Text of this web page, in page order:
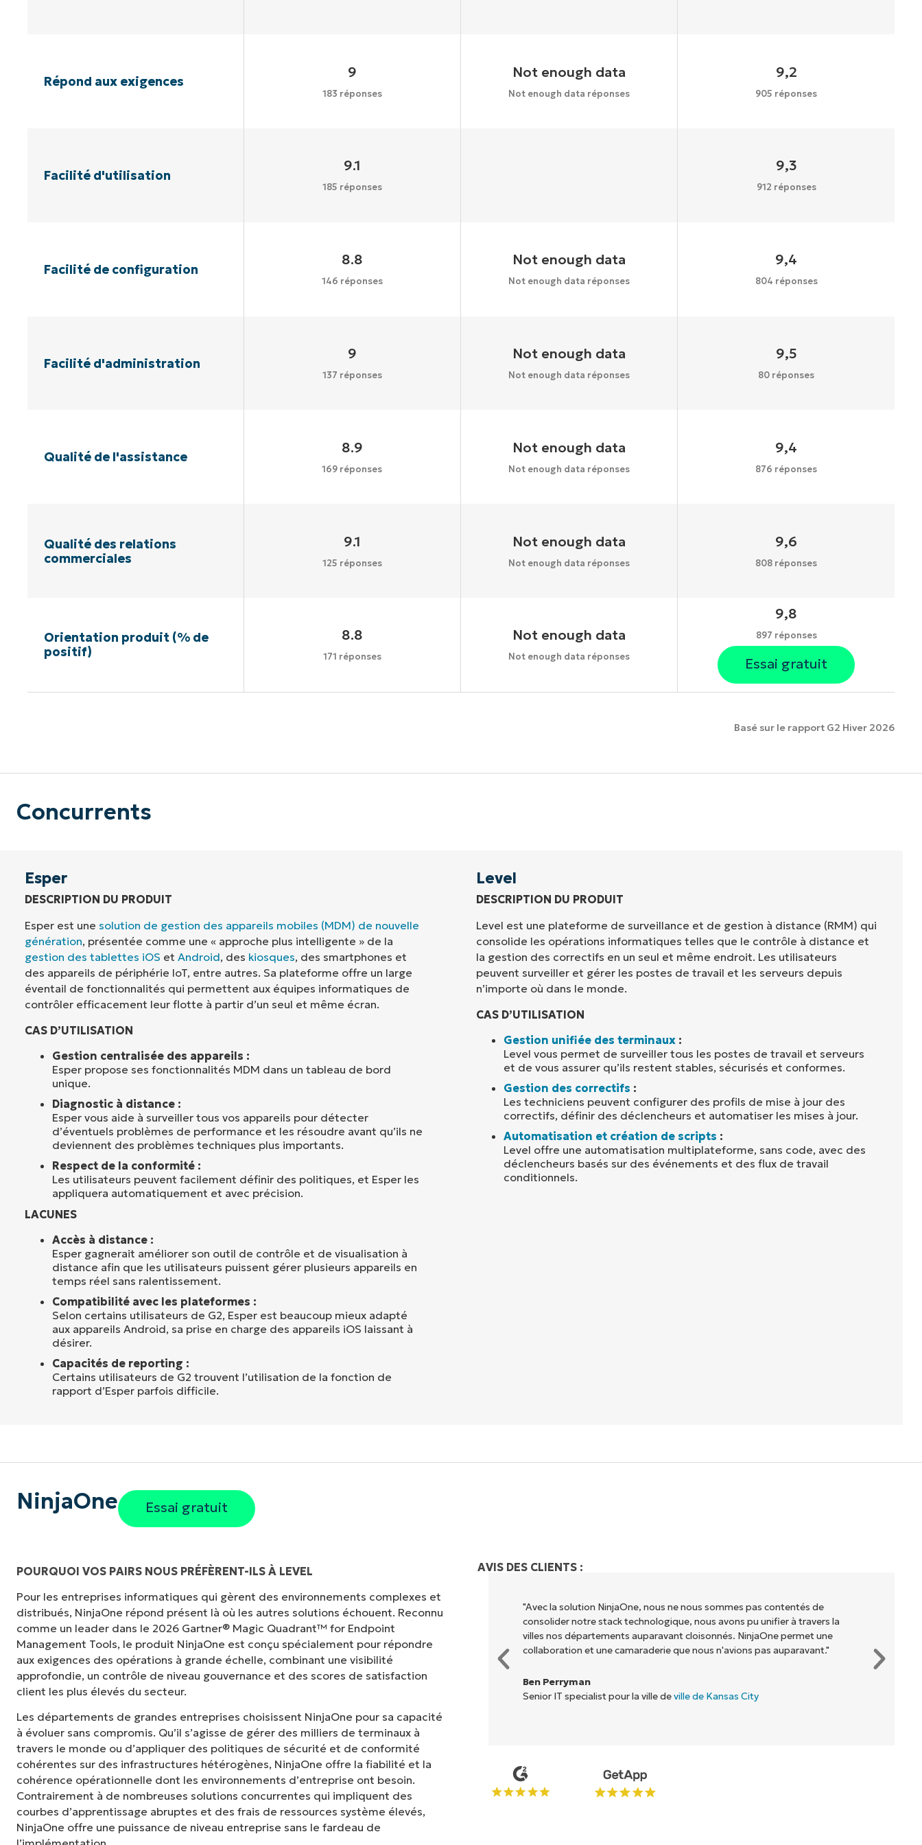
Répond aux exigences
9
183 réponses
Not enough data
Not enough data réponses
9,2
905 réponses
Facilité d'utilisation
9.1
185 réponses
9,3
912 réponses
Facilité de configuration
8.8
146 réponses
Not enough data
Not enough data réponses
9,4
804 réponses
Facilité d'administration
9
137 réponses
Not enough data
Not enough data réponses
9,5
80 réponses
Qualité de l'assistance
8.9
169 réponses
Not enough data
Not enough data réponses
9,4
876 réponses
Qualité des relations
commerciales
9.1
125 réponses
Not enough data
Not enough data réponses
9,6
808 réponses
Orientation produit (% de
positif)
8.8
171 réponses
Not enough data
Not enough data réponses
9,8
897 réponses
Essai gratuit
Basé sur le rapport G2 Hiver 2026
Concurrents
Esper
DESCRIPTION DU PRODUIT
Esper est une solution de gestion des appareils mobiles (MDM) de nouvelle
génération, présentée comme une « approche plus intelligente » de la
gestion des tablettes iOS et Android, des kiosques, des smartphones et
des appareils de périphérie IoT, entre autres. Sa plateforme offre un large
éventail de fonctionnalités qui permettent aux équipes informatiques de
contrôler efficacement leur flotte à partir d’un seul et même écran.
CAS D’UTILISATION
Gestion centralisée des appareils :
Esper propose ses fonctionnalités MDM dans un tableau de bord
unique.
Diagnostic à distance :
Esper vous aide à surveiller tous vos appareils pour détecter
d’éventuels problèmes de performance et les résoudre avant qu’ils ne
deviennent des problèmes techniques plus importants.
Respect de la conformité :
Les utilisateurs peuvent facilement définir des politiques, et Esper les
appliquera automatiquement et avec précision.
LACUNES
Accès à distance :
Esper gagnerait améliorer son outil de contrôle et de visualisation à
distance afin que les utilisateurs puissent gérer plusieurs appareils en
temps réel sans ralentissement.
Compatibilité avec les plateformes :
Selon certains utilisateurs de G2, Esper est beaucoup mieux adapté
aux appareils Android, sa prise en charge des appareils iOS laissant à
désirer.
Capacités de reporting :
Certains utilisateurs de G2 trouvent l’utilisation de la fonction de
rapport d’Esper parfois difficile.
Level
DESCRIPTION DU PRODUIT
Level est une plateforme de surveillance et de gestion à distance (RMM) qui
consolide les opérations informatiques telles que le contrôle à distance et
la gestion des correctifs en un seul et même endroit. Les utilisateurs
peuvent surveiller et gérer les postes de travail et les serveurs depuis
n’importe où dans le monde.
CAS D’UTILISATION
Gestion unifiée des terminaux :
Level vous permet de surveiller tous les postes de travail et serveurs
et de vous assurer qu’ils restent stables, sécurisés et conformes.
Gestion des correctifs :
Les techniciens peuvent configurer des profils de mise à jour des
correctifs, définir des déclencheurs et automatiser les mises à jour.
Automatisation et création de scripts :
Level offre une automatisation multiplateforme, sans code, avec des
déclencheurs basés sur des événements et des flux de travail
conditionnels.
NinjaOne Essai gratuit
POURQUOI VOS PAIRS NOUS PRÉFÈRENT-ILS À LEVEL
Pour les entreprises informatiques qui gèrent des environnements complexes et
distribués, NinjaOne répond présent là où les autres solutions échouent. Reconnu
comme un leader dans le 2026 Gartner® Magic Quadrant™ for Endpoint
Management Tools, le produit NinjaOne est conçu spécialement pour répondre
aux exigences des opérations à grande échelle, combinant une visibilité
approfondie, un contrôle de niveau gouvernance et des scores de satisfaction
client les plus élevés du secteur.
Les départements de grandes entreprises choisissent NinjaOne pour sa capacité
à évoluer sans compromis. Qu’il s’agisse de gérer des milliers de terminaux à
travers le monde ou d’appliquer des politiques de sécurité et de conformité
cohérentes sur des infrastructures hétérogènes, NinjaOne offre la fiabilité et la
cohérence opérationnelle dont les environnements d’entreprise ont besoin.
Contrairement à de nombreuses solutions concurrentes qui impliquent des
courbes d’apprentissage abruptes et des frais de ressources système élevés,
NinjaOne offre une puissance de niveau entreprise sans le fardeau de
AVIS DES CLIENTS :
"Auparavant, j'avais besoin de 10 à 15 outils différents pour exécuter ce que
NinjaOne fait dans son panneau de contrôle centralisé." NinjaOne rend la vie
tellement plus facile."
Ernie Turner
Directeur informatique chezVetcor
"Avec la solution NinjaOne, nous ne nous sommes pas contentés de
consolider notre stack technologique, nous avons pu unifier à travers la
villes nos départements auparavant cloisonnés. NinjaOne permet une
collaboration et une camaraderie que nous n'avions pas auparavant."
Ben Perryman
Senior IT specialist pour la ville deville de Kansas City
Company